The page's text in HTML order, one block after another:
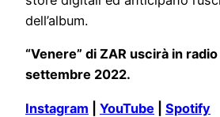
dell’album.
“Venere” di ZAR uscirà in
settembre 2022.
Instagram YouTube Spotify